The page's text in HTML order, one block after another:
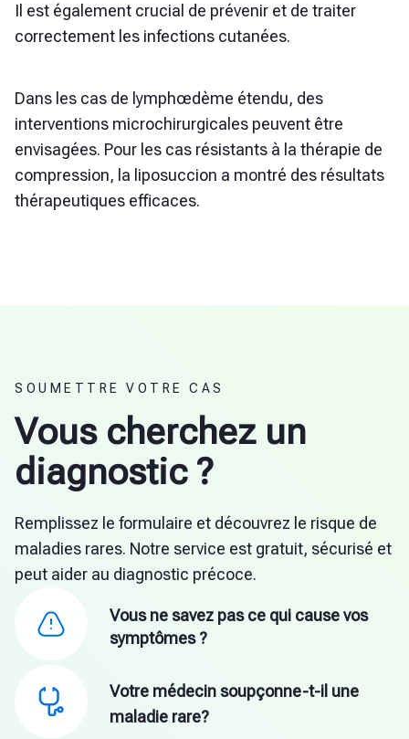
Il est également crucial de prévenir et de traiter
correctement les infections cutanées.
Dans les cas de lymphœdème étendu, des
interventions microchirurgicales peuvent être
envisagées. Pour les cas résistants à la thérapie de
compression, la liposuccion a montré des résultats
thérapeutiques efficaces.
SOUMETTRE VOTRE CAS
Vous cherchez un
diagnostic ?
Remplissez le formulaire et découvrez le risque de
maladies rares. Notre service est gratuit, sécurisé et
peut aider au diagnostic précoce.
Vous ne savez pas ce qui cause vos
symptômes ?
Votre médecin soupçonne-t-il une
maladie rare?